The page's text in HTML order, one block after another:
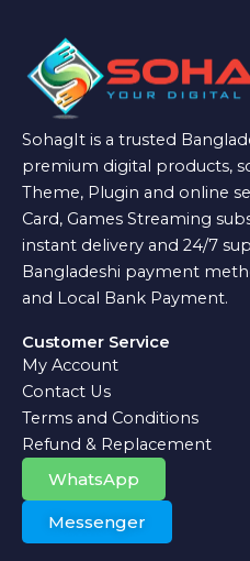
SohagIt is a trusted
premium digital products,
Theme, Plugin and online
Card, Games Streaming
instant delivery and 24/7
Bangladeshi payment
and Local Bank Payment.
Customer Service
My Account
Contact Us
Terms and Conditions
Refund & Replacement
WhatsApp
Messenger